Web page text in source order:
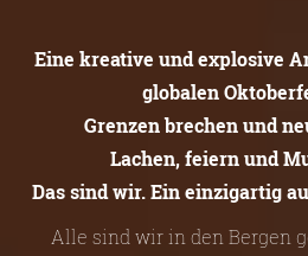
Eine kreative und explosive
globalen
Grenzen brechen und
Lachen, feiern und
Das sind wir. Ein einzigartig
Alle sind wir in den Bergen